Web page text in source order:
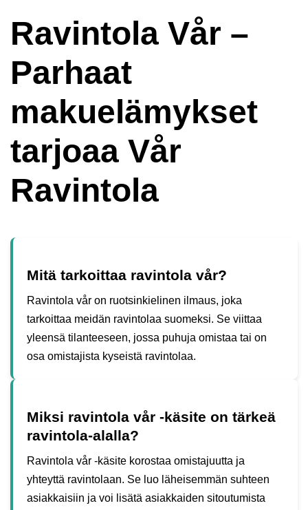
Ravintola Vår –
Parhaat
makuelämykset
tarjoaa Vår
Ravintola
Mitä tarkoittaa ravintola vår?
Ravintola vår on ruotsinkielinen ilmaus, joka
tarkoittaa meidän ravintolaa suomeksi. Se viittaa
yleensä tilanteeseen, jossa puhuja omistaa tai on
osa omistajista kyseistä ravintolaa.
Miksi ravintola vår -käsite on tärkeä
ravintola-alalla?
Ravintola vår -käsite korostaa omistajuutta ja
yhteyttä ravintolaan. Se luo läheisemmän suhteen
asiakkaisiin ja voi lisätä asiakkaiden sitoutumista